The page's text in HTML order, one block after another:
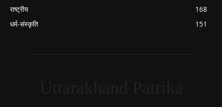
राष्ट्रीय
168
धर्म-संस्कृति
151